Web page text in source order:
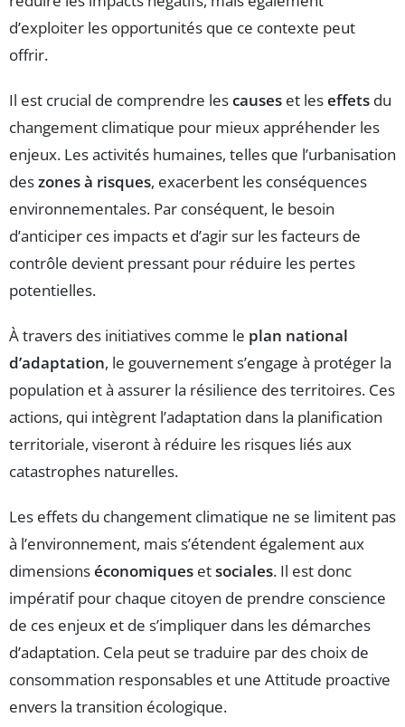
d’exploiter les opportunités que ce contexte peut
offrir.
Il est crucial de comprendre lescauses et leseffets du
changement climatique pour mieux appréhender les
enjeux. Les activités humaines, telles que l’urbanisation
deszones à risques, exacerbent les conséquences
environnementales. Par conséquent, le besoin
d’anticiper ces impacts et d’agir sur les facteurs de
contrôle devient pressant pour réduire les pertes
potentielles.
À travers des initiatives comme le plan national
d’adaptation, le gouvernement s’engage à protéger la
population et à assurer la résilience des territoires. Ces
actions, qui intègrent l’adaptation dans la planification
territoriale, viseront à réduire les risques liés aux
catastrophes naturelles.
Les effets du changement climatique ne se limitent pas
à l’environnement, mais s’étendent également aux
dimensionséconomiques etsociales. Il est donc
impératif pour chaque citoyen de prendre conscience
de ces enjeux et de s’impliquer dans les démarches
d’adaptation. Cela peut se traduire par des choix de
consommation responsables et une Attitude proactive
envers la transition écologique.